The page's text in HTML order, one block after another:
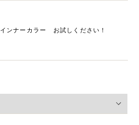
インナーカラー お試しください！